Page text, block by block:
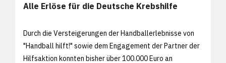
Alle Erlöse für die Deutsche Krebshilfe
Durch die Versteigerungen der Handballerlebnisse von
"Handball hilft!" sowie dem Engagement der Partner der
Hilfsaktion konnten bisher über 100.000 Euro an